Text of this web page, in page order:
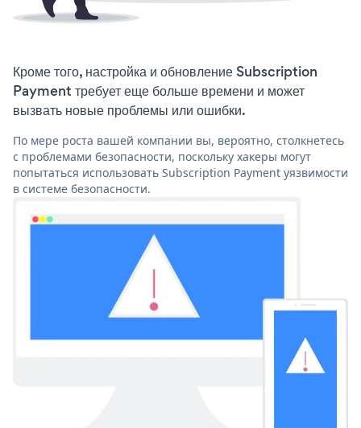
Кроме того, настройка и обновление Subscription
Payment требует еще больше времени и может
вызвать новые проблемы или ошибки.
По мере роста вашей компании вы, вероятно, столкнетесь
с проблемами безопасности, поскольку хакеры могут
попытаться использовать Subscription Payment уязвимости
в системе безопасности.